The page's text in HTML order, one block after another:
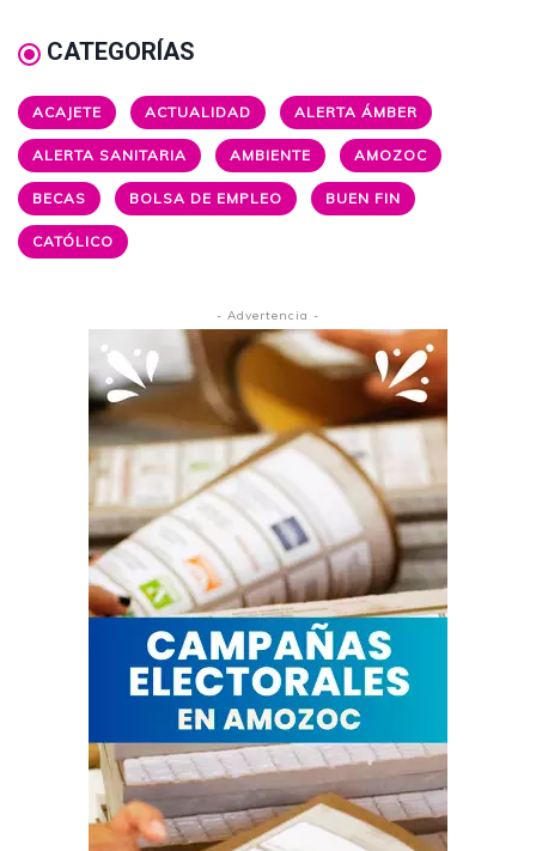
CATEGORÍAS
ACAJETE ACTUALIDAD ALERTA ÁMBER
ALERTA SANITARIA AMBIENTE AMOZOC
BECAS BOLSA DE EMPLEO BUEN FIN
CATÓLICO
- Advertencia -